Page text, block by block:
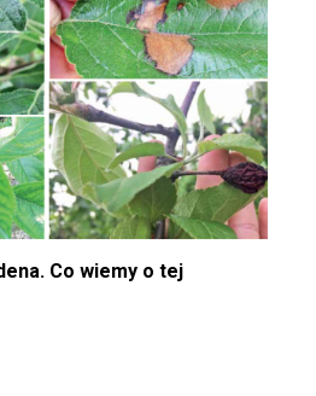
Co wiemy o tej